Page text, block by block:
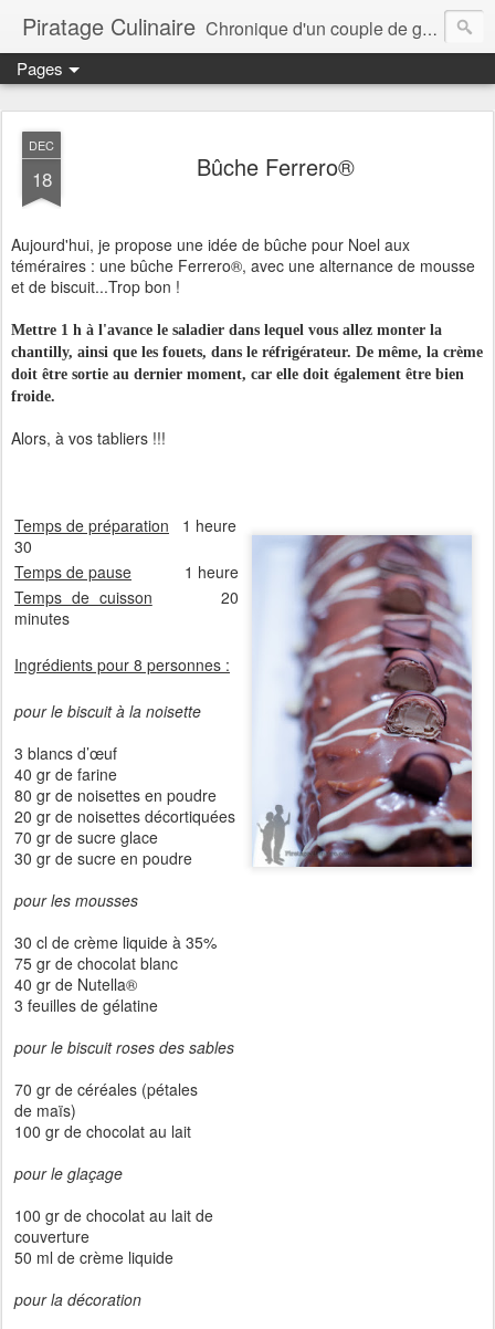
Piratage Culinaire Chronique d'un couple de gourmands
Pages
DEC
18 Bûche Ferrero®
Aujourd'hui, je propose une idée de bûche pour Noel aux
téméraires : une bûche Ferrero®, avec une alternance de mousse
et de biscuit...Trop bon !
Mettre 1 h à l'avance le saladier dans lequel vous allez monter la
chantilly, ainsi que les fouets, dans le réfrigérateur. De même, la crème
doit être sortie au dernier moment, car elle doit également être bien
froide.
Alors, à vos tabliers !!!
Temps de préparation 1 heure
30
Temps de pause 1 heure
Temps de cuisson 20
minutes
Ingrédients pour 8 personnes :
pour le biscuit à la noisette
3 blancs d’œuf
40 gr de farine
80 gr de noisettes en poudre
20 gr de noisettes décortiquées
70 gr de sucre glace
30 gr de sucre en poudre
pour les mousses
30 cl de crème liquide à 35%
75 gr de chocolat blanc
40 gr de Nutella®
3 feuilles de gélatine
pour le biscuit roses des sables
70 gr de céréales (pétales
de maïs)
100 gr de chocolat au lait
pour le glaçage
100 gr de chocolat au lait de
couverture
50 ml de crème liquide
pour la décoration